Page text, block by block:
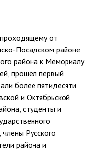
от
Посадском районе
района к Мемориалу
прошёл первый
более пятидесяти
и Октябрьской
студенты и
Русского
района и